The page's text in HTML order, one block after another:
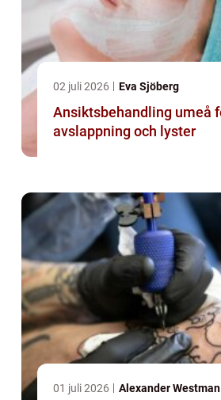
02 juli 2026 Eva Sjöberg
Ansiktsbehandling umeå för hudhälsa,
avslappning och lyster
01 juli 2026 Alexander Westman